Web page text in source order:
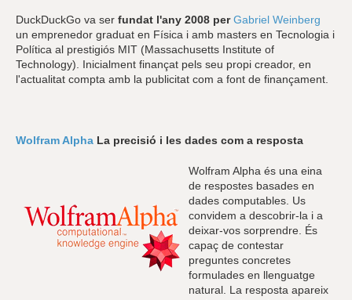
DuckDuckGo va ser fundat l'any 2008 per Gabriel Weinberg
un emprenedor graduat en Física i amb masters en Tecnologia i
Política al prestigiós MIT (Massachusetts Institute of
Technology). Inicialment finançat pels seu propi creador, en
l'actualitat compta amb la publicitat com a font de finançament.
Wolfram Alpha La precisió i les dades com a resposta
Wolfram Alpha és una eina
de respostes basades en
dades computables. Us
convidem a descobrir-la i a
deixar-vos sorprendre. És
capaç de contestar
preguntes concretes
formulades en llenguatge
natural. La resposta apareix